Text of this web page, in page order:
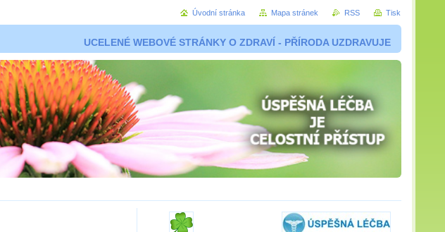
UCELENÉ WEBOVÉ STRÁNKY O ZDRAVÍ - PŘÍRODA UZDRAVUJE
Úvodní stránka Mapa stránek RSS Tisk